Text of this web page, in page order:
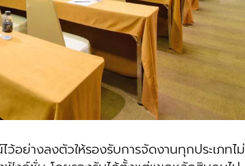
างลงตัวให้รองรับการจัดงานทุกประเภทไม่